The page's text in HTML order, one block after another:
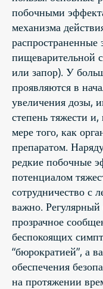
побочными
механизма
пищеварительной
или запор). У
проявляются в
увеличения дозы,
степень тяжести
мере того, как
препаратом.
редкие побочные
потенциалом
сотрудничество с
важно.
прозрачное
беспокоящих
“бюрократией”, а
обеспечения
на протяжении